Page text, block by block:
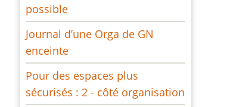
possible
Journal d’une Orga de GN
enceinte
Pour des espaces plus
sécurisés : 2 - côté organisation